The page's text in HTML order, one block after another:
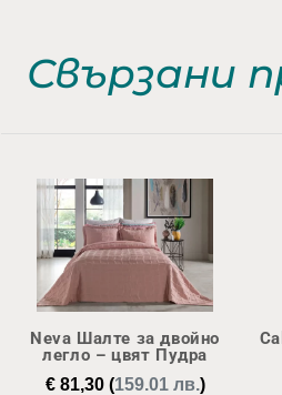
Свързани
Neva Шалте за двойно
легло – цвят Пудра
€81,30(159.01 лв.)